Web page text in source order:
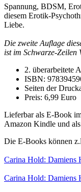
Spannung, BDSM,
diesem Erotik-
Liebe.
Die zweite Auflage
ist im Schwarze-Zeilen
2. überarbeitete
ISBN:
Seiten der
Preis: 6,99 Euro
Lieferbar als E-Book
Amazon Kindle und
Die E-Books können
Carina Hold: Damiens
Carina Hold: Damiens